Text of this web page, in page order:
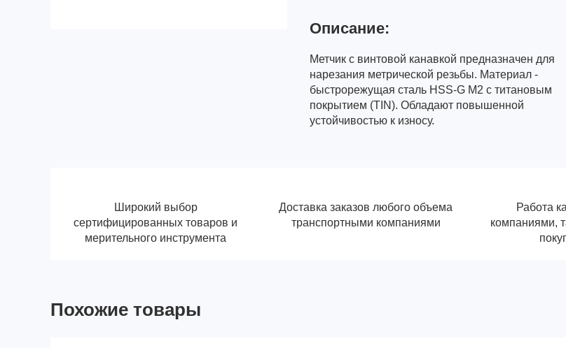
Описание:
Метчик с винтовой канавкой предназначен для
нарезания метрической резьбы. Материал -
быстрорежущая сталь HSS-G M2 с титановым
покрытием (TIN). Обладают повышенной
устойчивостью к износу.
Широкий выбор
сертифицированных товаров и
мерительного инструмента
Доставка заказов любого объема
транспортными компаниями
Работа
компаниями,
Похожие товары